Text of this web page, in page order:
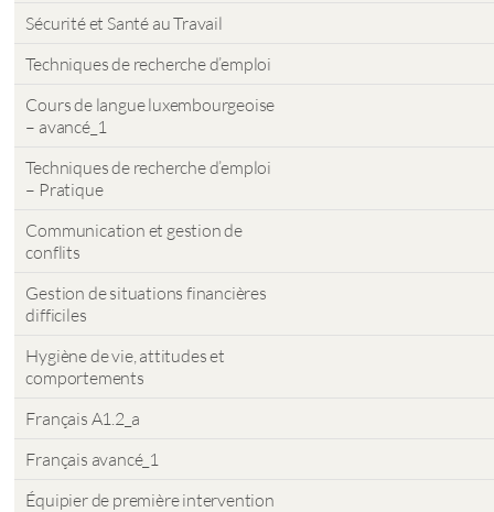
Sécurité et Santé au Travail
Techniques de recherche d’emploi
Cours de langue luxembourgeoise
– avancé_1
Techniques de recherche d’emploi
– Pratique
Communication et gestion de
conflits
Gestion de situations financières
difficiles
Hygiène de vie, attitudes et
comportements
Français A1.2_a
Français avancé_1
Équipier de première intervention